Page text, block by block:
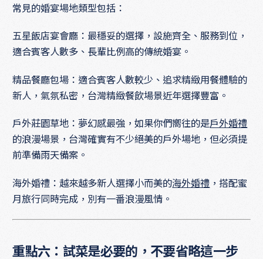
常見的婚宴場地類型包括：
五星飯店宴會廳：最穩妥的選擇，設施齊全、服務到位，
適合賓客人數多、長輩比例高的傳統婚宴。
精品餐廳包場：適合賓客人數較少、追求精緻用餐體驗的
新人，氣氛私密，台灣精緻餐飲場景近年選擇豐富。
戶外莊園草地：夢幻感最強，如果你們嚮往的是戶外婚禮
的浪漫場景，台灣確實有不少絕美的戶外場地，但必須提
前準備雨天備案。
海外婚禮：越來越多新人選擇小而美的海外婚禮 ，搭配蜜
月旅行同時完成，別有一番浪漫風情。
重點六：試菜是必要的，不要省略這一步